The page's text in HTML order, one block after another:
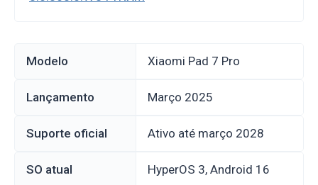
Modelo Xiaomi Pad 7 Pro
Lançamento março 2025
Suporte oficial Ativo até março 2028
SO atual HyperOS 3, Android 16